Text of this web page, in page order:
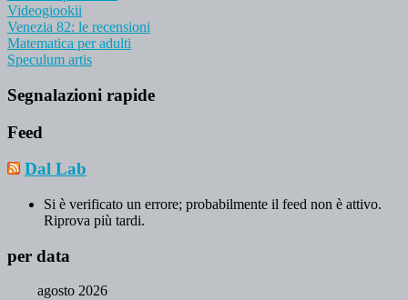
Videogiookii
Venezia 82: le recensioni
Matematica per adulti
Speculum artis
Segnalazioni rapide
Feed
Dal Lab
Si è verificato un errore; probabilmente il feed non è attivo.
Riprova più tardi.
per data
agosto 2026